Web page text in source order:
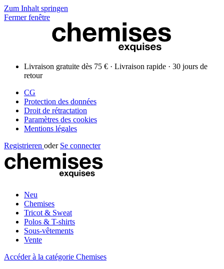
Zum Inhalt springen
Fermer fenêtre
Livraison gratuite dès 75 € · Livraison rapide · 30 jours de
retour
CG
Protection des données
Droit de rétractation
Paramètres des cookies
Mentions légales
Registrieren oder Se connecter
Neu
Chemises
Tricot & Sweat
Polos & T-shirts
Sous-vêtements
Vente
Accéder à la catégorie Chemises